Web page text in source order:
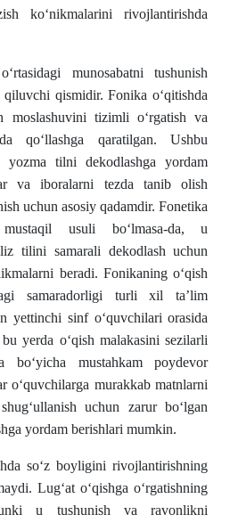
koʻnikmalarini rivojlantirishda
munosabatni tushunish
qiluvchi qismidir. Fonika oʻqitishda
moslashuvini tizimli oʻrgatish va
qoʻllashga qaratilgan. Ushbu
yozma tilni dekodlashga yordam
va iboralarni tezda tanib olish
uchun asosiy qadamdir. Fonetika
mustaqil usuli boʻlmasa-da, u
tilini samarali dekodlash uchun
beradi. Fonikaning oʻqish
samaradorligi turli xil ta’lim
yettinchi sinf oʻquvchilari orasida
yerda oʻqish malakasini sezilarli
boʻyicha mustahkam poydevor
oʻquvchilarga murakkab matnlarni
uchun zarur boʻlgan
yordam berishlari mumkin.
soʻz boyligini rivojlantirishning
Lugʻat oʻqishga oʻrgatishning
u tushunish va ravonlikni